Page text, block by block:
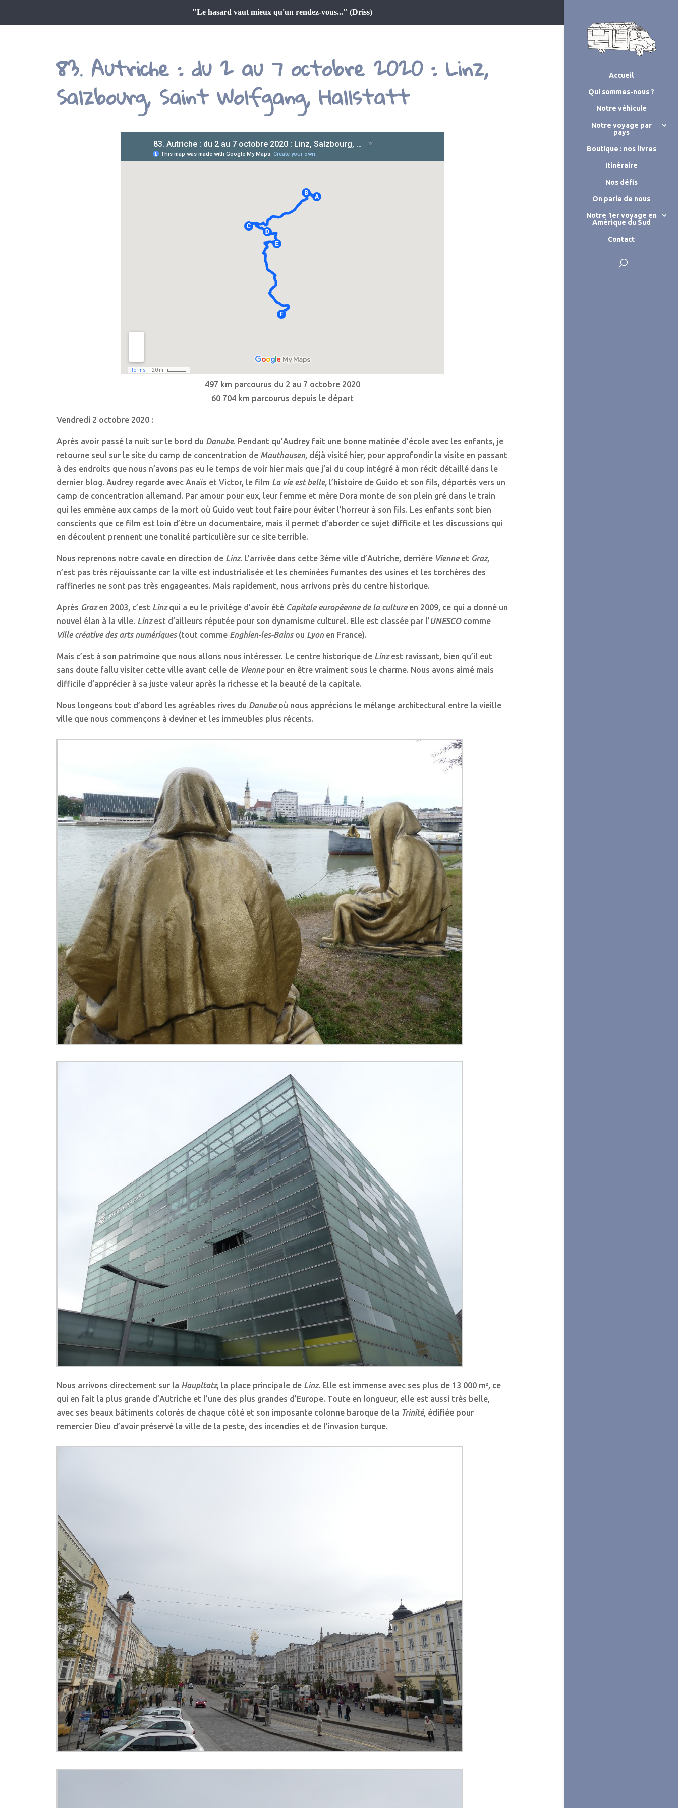
"Le hasard vaut mieux qu'un rendez-vous..." (Driss)
Accueil
Qui sommes-nous ?
Notre véhicule
Notre voyage par
pays
Boutique : nos livres
Itinéraire
Nos défis
On parle de nous
Notre 1er voyage en
Amérique du Sud
Contact
83. Autriche : du 2 au 7 octobre 2020 : Linz,
Salzbourg, Saint Wolfgang, Hallstatt
497 km parcourus du 2 au 7 octobre 2020
60 704 km parcourus depuis le départ
Vendredi 2 octobre 2020 :
Après avoir passé la nuit sur le bord du Danube. Pendant qu’Audrey fait une bonne matinée d’école avec les enfants, je
retourne seul sur le site du camp de concentration de Mauthausen, déjà visité hier, pour approfondir la visite en passant
à des endroits que nous n’avons pas eu le temps de voir hier mais que j’ai du coup intégré à mon récit détaillé dans le
dernier blog. Audrey regarde avec Anaïs et Victor, le film La vie est belle,l’histoire de Guido et son fils, déportés vers un
camp de concentration allemand. Par amour pour eux, leur femme et mère Dora monte de son plein gré dans le train
qui les emmène aux camps de la mort où Guido veut tout faire pour éviter l’horreur à son fils. Les enfants sont bien
conscients que ce film est loin d’être un documentaire, mais il permet d’aborder ce sujet difficile et les discussions qui
en découlent prennent une tonalité particulière sur ce site terrible.
Nous reprenons notre cavale en direction de Linz. L’arrivée dans cette 3ème ville d’Autriche, derrière Vienneet Graz,
n’est pas très réjouissante car la ville est industrialisée et les cheminées fumantes des usines et les torchères des
raffineries ne sont pas très engageantes. Mais rapidement, nous arrivons près du centre historique.
Après Grazen 2003, c’est Linzqui a eu le privilège d’avoir été Capitale européenne de la cultureen 2009, ce qui a donné un
nouvel élan à la ville. Linzest d’ailleurs réputée pour son dynamisme culturel. Elle est classée par l’UNESCOcomme
Ville créative des arts numériques(tout comme Enghien-les-Bainsou Lyonen France).
Mais c’est à son patrimoine que nous allons nous intéresser. Le centre historique de Linzest ravissant, bien qu’il eut
sans doute fallu visiter cette ville avant celle de Viennepour en être vraiment sous le charme. Nous avons aimé mais
difficile d’apprécier à sa juste valeur après la richesse et la beauté de la capitale.
Nous longeons tout d’abord les agréables rives du Danubeoù nous apprécions le mélange architectural entre la vieille
ville que nous commençons à deviner et les immeubles plus récents.
Nous arrivons directement sur la Haupltatz, la place principale de Linz. Elle est immense avec ses plus de 13 000 m², ce
qui en fait la plus grande d’Autriche et l’une des plus grandes d’Europe. Toute en longueur, elle est aussi très belle,
avec ses beaux bâtiments colorés de chaque côté et son imposante colonne baroque de la Trinité, édifiée pour
remercier Dieu d’avoir préservé la ville de la peste, des incendies et de l’invasion turque.